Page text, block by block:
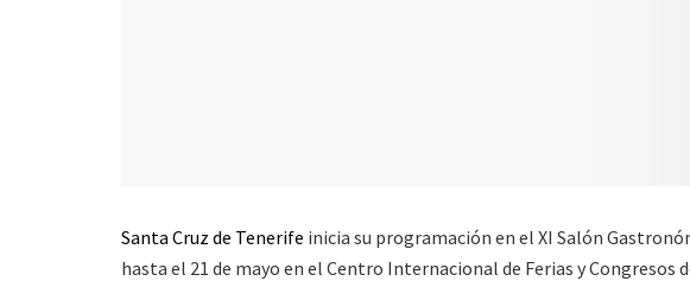
Santa Cruz de Tenerife inicia su programación en el XI Salón
hasta el 21 de mayo en el Centro Internacional de Ferias y